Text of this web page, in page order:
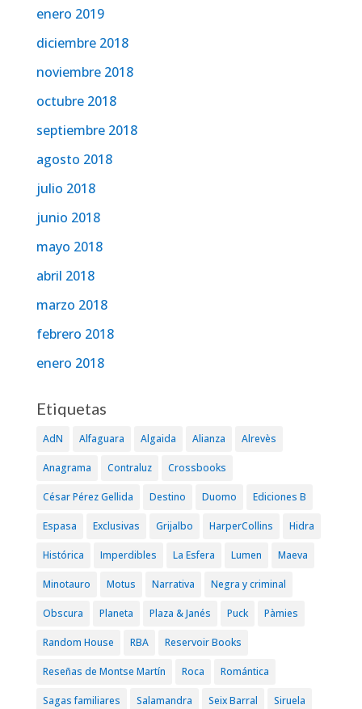
enero 2019
diciembre 2018
noviembre 2018
octubre 2018
septiembre 2018
agosto 2018
julio 2018
junio 2018
mayo 2018
abril 2018
marzo 2018
febrero 2018
enero 2018
Etiquetas
AdN Alfaguara Algaida Alianza Alrevès
Anagrama Contraluz Crossbooks
César Pérez Gellida Destino Duomo Ediciones B
Espasa Exclusivas Grijalbo HarperCollins Hidra
Histórica Imperdibles La Esfera Lumen Maeva
Minotauro Motus Narrativa Negra y criminal
Obscura Planeta Plaza & Janés Puck Pàmies
Random House RBA Reservoir Books
Reseñas de Montse Martín Roca Romántica
Sagas familiares Salamandra Seix Barral Siruela